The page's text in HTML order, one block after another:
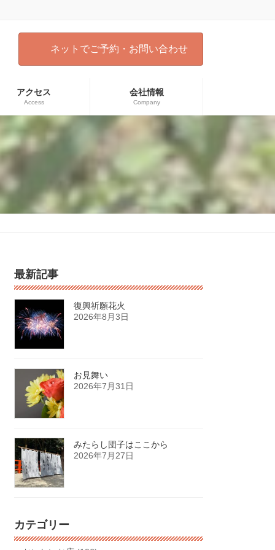
ネットでご予約・お問い合わせ
アクセス
Access
会社情報
Company
最新記事
復興祈願花火
2026年8月3日
お見舞い
2026年7月31日
みたらし団子はここから
2026年7月27日
カテゴリー